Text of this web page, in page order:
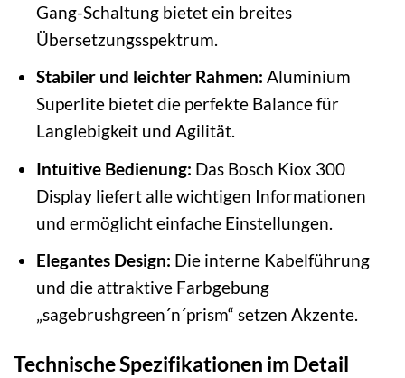
Gang-Schaltung bietet ein breites
Übersetzungsspektrum.
Stabiler und leichter Rahmen: Aluminium
Superlite bietet die perfekte Balance für
Langlebigkeit und Agilität.
Intuitive Bedienung: Das Bosch Kiox 300
Display liefert alle wichtigen Informationen
und ermöglicht einfache Einstellungen.
Elegantes Design: Die interne Kabelführung
und die attraktive Farbgebung
„sagebrushgreen´n´prism“ setzen Akzente.
Technische Spezifikationen im Detail